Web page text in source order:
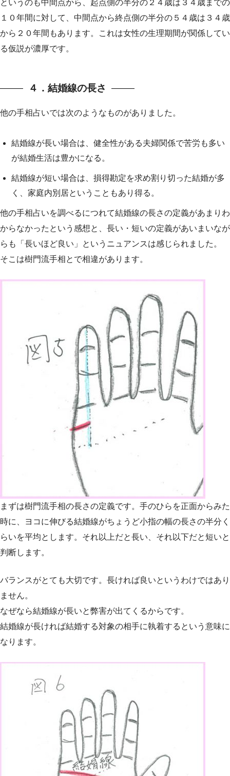
というのも中間点から、起点側の半分の２４歳は３４歳までの
１０年間に対して、中間点から終点側の半分の５４歳は３４歳
から２０年間もあります。これは女性の生理期間が関係してい
る仮説が濃厚です。
４．結婚線の長さ
他の手相占いでは次のようなものがありました。
結婚線が長い場合は、健全性がある夫婦関係で苦労も多い
が結婚生活は豊かになる。
結婚線が短い場合は、損得勘定を求め割り切った結婚が多
く、家庭内別居ということもあり得る。
他の手相占いを調べるにつれて結婚線の長さの定義があまりわ
からなかったという感想と、長い・短いの定義があいまいなが
らも「長いほど良い」というニュアンスは感じられました。
そこは樹門流手相とで相違があります。
まずは樹門流手相の長さの定義です。手のひらを正面からみた
時に、ヨコに伸びる結婚線がちょうど小指の幅の長さの半分く
らいを平均とします。それ以上だと長い、それ以下だと短いと
判断します。
バランスがとても大切です。長ければ良いというわけではあり
ません。
なぜなら結婚線が長いと弊害が出てくるからです。
結婚線が長ければ結婚する対象の相手に執着するという意味に
なります。